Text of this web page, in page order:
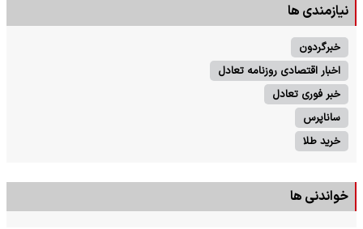
نیازمندی ها
خبرگردون
اخبار اقتصادی روزنامه تعادل
خبر فوری تعادل
ساناپرس
خرید طلا
خواندنی ها